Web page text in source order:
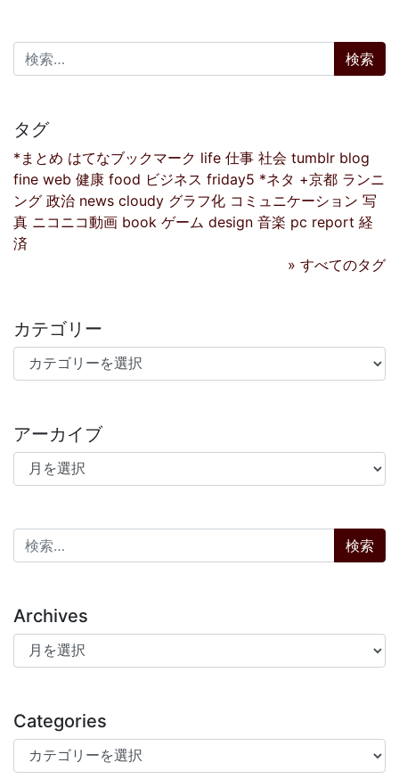
検索:
タグ
*まとめ はてなブックマーク life 仕事 社会 tumblr blog
fine web 健康 food ビジネス friday5 *ネタ +京都 ランニ
ング 政治 news cloudy グラフ化 コミュニケーション 写
真 ニコニコ動画 book ゲーム design 音楽 pc report 経
済
» すべてのタグ
カテゴリー
カテゴリー
アーカイブ
アーカイブ
検索:
Archives
Archives
Categories
Categories